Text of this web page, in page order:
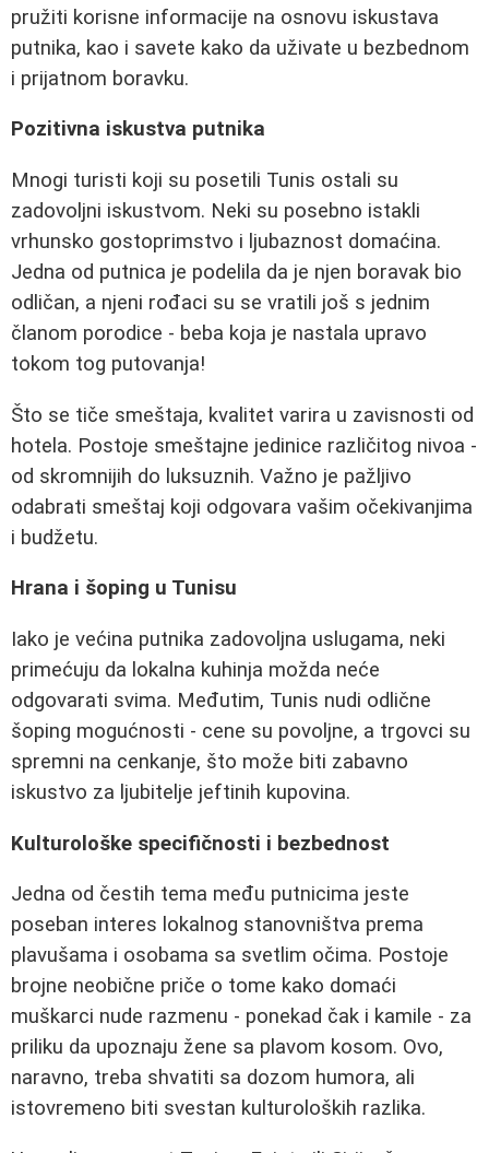
pružiti korisne informacije na osnovu iskustava
putnika, kao i savete kako da uživate u bezbednom
i prijatnom boravku.
Pozitivna iskustva putnika
Mnogi turisti koji su posetili Tunis ostali su
zadovoljni iskustvom. Neki su posebno istakli
vrhunsko gostoprimstvo i ljubaznost domaćina.
Jedna od putnica je podelila da je njen boravak bio
odličan, a njeni rođaci su se vratili još s jednim
članom porodice - beba koja je nastala upravo
tokom tog putovanja!
Što se tiče smeštaja, kvalitet varira u zavisnosti od
hotela. Postoje smeštajne jedinice različitog nivoa -
od skromnijih do luksuznih. Važno je pažljivo
odabrati smeštaj koji odgovara vašim očekivanjima
i budžetu.
Hrana i šoping u Tunisu
Iako je većina putnika zadovoljna uslugama, neki
primećuju da lokalna kuhinja možda neće
odgovarati svima. Međutim, Tunis nudi odlične
šoping mogućnosti - cene su povoljne, a trgovci su
spremni na cenkanje, što može biti zabavno
iskustvo za ljubitelje jeftinih kupovina.
Kulturološke specifičnosti i bezbednost
Jedna od čestih tema među putnicima jeste
poseban interes lokalnog stanovništva prema
plavušama i osobama sa svetlim očima. Postoje
brojne neobične priče o tome kako domaći
muškarci nude razmenu - ponekad čak i kamile - za
priliku da upoznaju žene sa plavom kosom. Ovo,
naravno, treba shvatiti sa dozom humora, ali
istovremeno biti svestan kulturoloških razlika.